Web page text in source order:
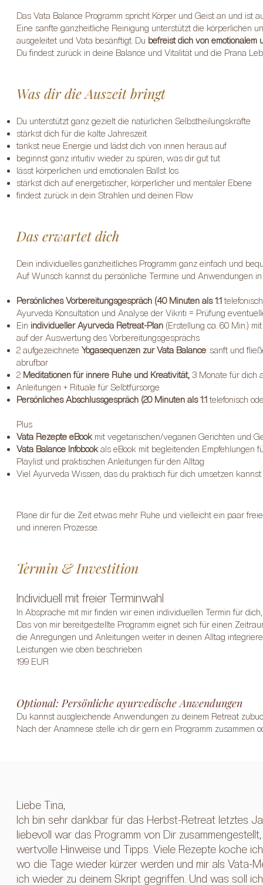
Das Vata Balance Programm spricht Körper und Geist an und ist
Eine sanfte ganzheitliche Reinigung unterstützt die körperlichen
ausgeleitet und Vata besänftigt. Du befreist dich von emotionalem
Du findest zurück in deine Balance und Vitalität und die Prana
Was dir die Auszeit bringt
Du unterstützt ganz gezielt die natürlichen Selbstheilungskräfte
stärkst dich für die kalte Jahreszeit
tankst neue Energie und lädst dich von innen heraus auf
beginnst ganz intuitiv wieder zu spüren, was dir gut tut
lässt körperlichen und emotionalen Ballst los
stärkst dich auf energetischer, körperlicher und mentaler Ebene
findest zurück in dein Strahlen und deinen Flow
Das erwartet dich
Dein individuelles ganzheitliches Programm ganz einfach und
Auf Wunsch kannst du persönliche Termine und Anwendungen
Persönliches Vorbereitungsgespräch (40 Minuten als 1:1
Ayurveda Konsultation und Analyse der Vikriti = Prüfung
Ein individueller Ayurveda Retreat-Plan (Erstellung ca. 60 Min.)
auf der Auswertung des Vorbereitungsgesprächs
2 aufgezeichneteYogasequenzen zur Vata Balance: sanft und
abrufbar
2 Meditationen für innere Ruhe und Kreativität, 3 Monate für dich
Anleitungen + Rituale für Selbtfürsorge
Persönliches Abschlussgespräch (20 Minuten als 1:1telefonisch
Plus
Vata Rezepte eBookmit vegetarischen/veganen Gerichten und
Vata Balance Infobookals eBook mit begleitenden Empfehlungen
Playlist und praktischen Anleitungen für den Alltag
Viel Ayurveda Wissen, das du praktisch für dich umsetzen kannst
Plane dir für die Zeit etwas mehr Ruhe und vielleicht ein paar
und inneren Prozesse.
Termin & Investition​
Individuell mit freier Terminwahl
In Absprache mit mir finden wir einen individuellen Termin für
Das von mir bereitgestellte Programm eignet sich für einen
die Anregungen und Anleitungen weiter in deinen Alltag
Leistungen wie oben beschrieben
199 EUR
Optional: Persönliche ayurvedische Anwendungen
Du kannst ausgleichende Anwendungen zu deinem Retreat
Nach der Anamnese stelle ich dir gern ein Programm zusammen
Liebe Tina,
Ich bin sehr dankbar für das Herbst-Retreat letztes
liebevoll war das Programm von Dir
wertvolle Hinweise und Tipps. Viele Rezepte koche
wo die Tage wieder kürzer werden und mir als Vata-
ich wieder zu deinem Skript gegriffen. Und was soll